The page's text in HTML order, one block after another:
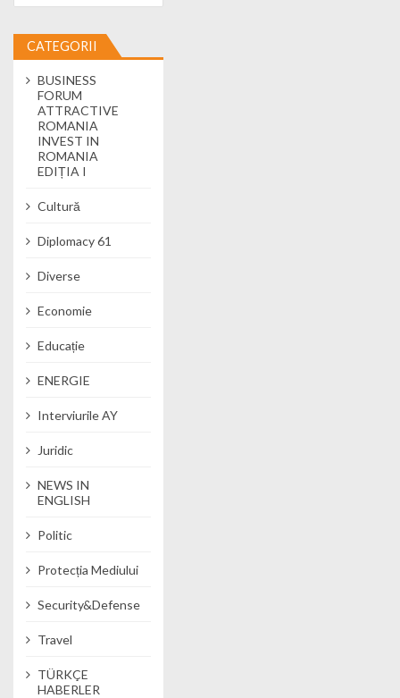
CATEGORII
BUSINESS
FORUM
ATTRACTIVE
ROMANIA
INVEST IN
ROMANIA
EDIȚIA I
Cultură
Diplomacy 61
Diverse
Economie
Educație
ENERGIE
Interviurile AY
Juridic
NEWS IN
ENGLISH
Politic
Protecția Mediului
Security&Defense
Travel
TÜRKÇE
HABERLER